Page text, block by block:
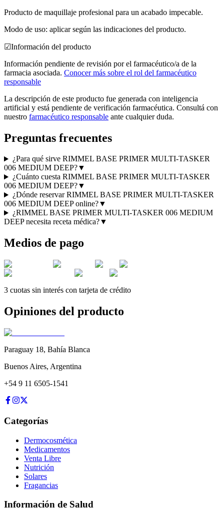
Producto de maquillaje profesional para un acabado impecable.
Modo de uso: aplicar según las indicaciones del producto.
☑Información del producto
Información pendiente de revisión por el farmacéutico/a de la
farmacia asociada. Conocer más sobre el rol del farmacéutico
responsable
La descripción de este producto fue generada con inteligencia
artificial y está pendiente de verificación farmacéutica. Consultá con
nuestro farmacéutico responsable ante cualquier duda.
Preguntas frecuentes
¿Para qué sirve RIMMEL BASE PRIMER MULTI-TASKER
006 MEDIUM DEEP?▼
¿Cuánto cuesta RIMMEL BASE PRIMER MULTI-TASKER
006 MEDIUM DEEP?▼
¿Dónde reservar RIMMEL BASE PRIMER MULTI-TASKER
006 MEDIUM DEEP online?▼
¿RIMMEL BASE PRIMER MULTI-TASKER 006 MEDIUM
DEEP necesita receta médica?▼
Medios de pago
3 cuotas sin interés con tarjeta de crédito
Opiniones del producto
Paraguay 18, Bahía Blanca
Buenos Aires, Argentina
+54 9 11 6505-1541
Categorías
Dermocosmética
Medicamentos
Venta Libre
Nutrición
Solares
Fragancias
Información de Salud